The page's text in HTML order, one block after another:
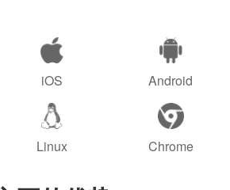
iOS Android
Linux Chrome